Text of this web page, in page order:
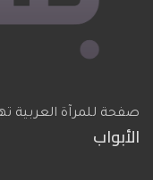
صفحة للمرآة العربية
الأبواب